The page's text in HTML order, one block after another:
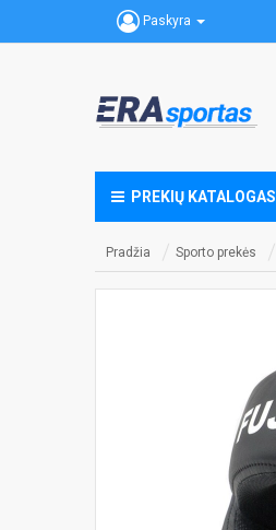
Paskyra
PREKIŲ KATALOGAS
Pradžia Sporto prekės